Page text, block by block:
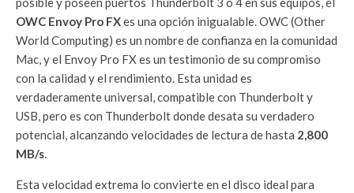
OWC Envoy Pro FXes una opción inigualable. OWC (Other
World Computing) es un nombre de confianza en la comunidad
Mac, y el Envoy Pro FX es un testimonio de su compromiso
con la calidad y el rendimiento. Esta unidad es
verdaderamente universal, compatible con Thunderbolt y
USB, pero es con Thunderbolt donde desata su verdadero
potencial, alcanzando velocidades de lectura de hasta 2,800
MB/s.
Esta velocidad extrema lo convierte en el disco ideal para